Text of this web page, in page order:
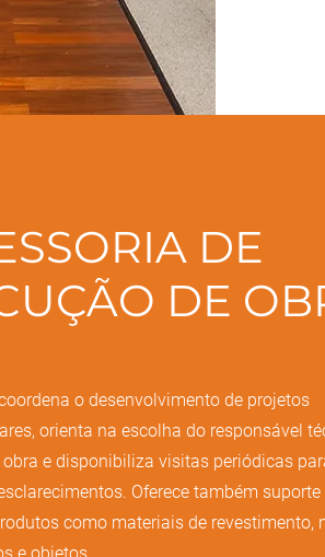
DE
DE
o desenvolvimento de projetos
orienta na escolha do responsável
obra e disponibiliza visitas periódicas
Oferece também
como materiais de revestimento,